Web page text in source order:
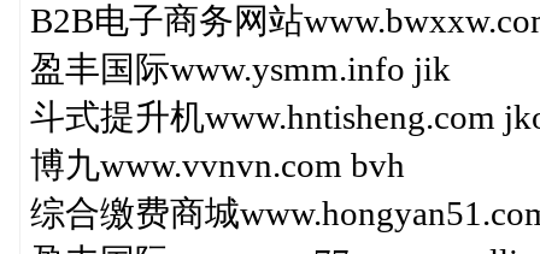
B2B电子商务网站
盈丰国际www.ysmm.info jik
斗式提升机www.hntisheng.com
博九www.vvnvn.com bvh
综合缴费商城